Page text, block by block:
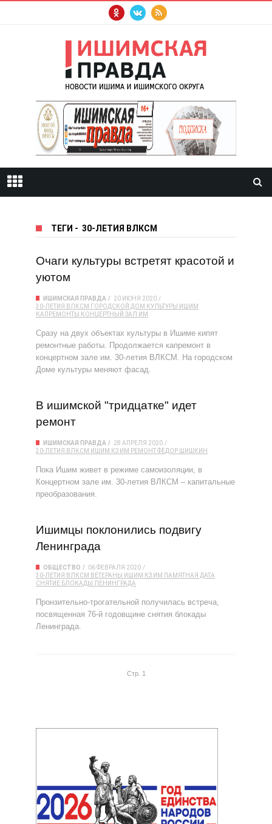
ТЕГИ - 30-ЛЕТИЯ ВЛКСМ
Очаги культуры встретят красотой и
уютом
ИШИМСКАЯ ПРАВДА
20 ИЮНЯ 2020
30-ЛЕТИЯ ВЛКСМ ГОРОДСКОЙ ДОМ КУЛЬТУРЫ
ИШИМ
КАПРЕМОНТЫ
КОНЦЕРТНЫЙ ЗАЛ ИМ
Сразу на двух объектах культуры в Ишиме кипят
ремонтные работы. Продолжается капремонт в
концертном зале им. 30-летия ВЛКСМ. На городском
Доме культуры меняют фасад.
В ишимской "тридцатке" идет
ремонт
ИШИМСКАЯ ПРАВДА
28 АПРЕЛЯ 2020
30-ЛЕТИЯ ВЛКСМ ИШИМ КЗ ИМ РЕМОНТФЁДОР ШИШКИН
Пока Ишим живет в режиме самоизоляции, в
Концертном зале им. 30-летия ВЛКСМ – капитальные
преобразования.
Ишимцы поклонились подвигу
Ленинграда
ОБЩЕСТВО
06 ФЕВРАЛЯ 2020
30-ЛЕТИЯ ВЛКСМ ВЕТЕРАНЫ ИШИМ КЗ ИМ ПАМЯТНАЯ ДАТА
СНЯТИЕ БЛОКАДЫ ЛЕНИНГРАДА
Пронзительно-трогательной получилась встреча,
посвященная 76-й годовщине снятия блокады
Ленинграда.
Стр. 1